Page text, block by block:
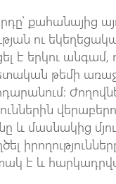
քահանայից
ու
է երկու
թեմի
և մասնակից
է և